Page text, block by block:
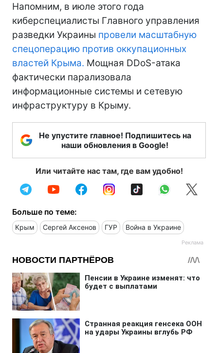
Напомним, в июле этого года
киберспециалисты Главного управления
разведки Украины провели масштабную
спецоперацию против оккупационных
властей Крыма. Мощная DDoS-атака
фактически парализовала
информационные системы и сетевую
инфраструктуру в Крыму.
Не упустите главное! Подпишитесь на
наши обновления в Google!
Или читайте нас там, где вам удобно!
Больше по теме:
Крым Сергей Аксенов ГУР Война в Украине